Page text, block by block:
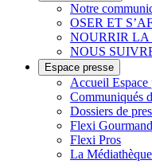
Notre
OSER ET
NOURRIR LA
NOUS
Espace presse
Accueil Espace
Communiqués
Dossiers de
Flexi Gourmand
Flexi Pros
La Médiathèque